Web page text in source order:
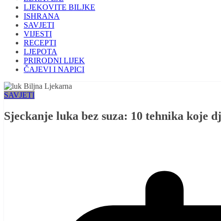
LJEKOVITE BILJKE
ISHRANA
SAVJETI
VIJESTI
RECEPTI
LJEPOTA
PRIRODNI LIJEK
ČAJEVI I NAPICI
SAVJETI
Sjeckanje luka bez suza: 10 tehnika koje